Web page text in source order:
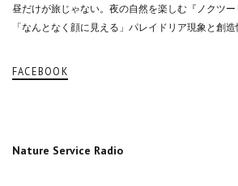
昼だけが旅じゃない。夜の自然を楽しむ『ノクツー
「なんとなく顔に見える」パレイドリア現象と創
FACEBOOK
Nature Service Radio